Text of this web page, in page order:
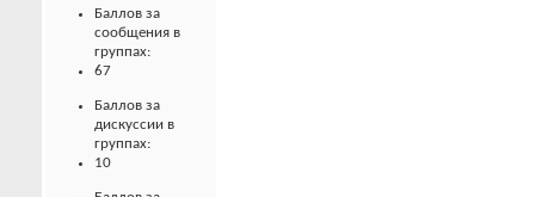
Баллов за
сообщения в
группах:
67
Баллов за
дискуссии в
группах:
10